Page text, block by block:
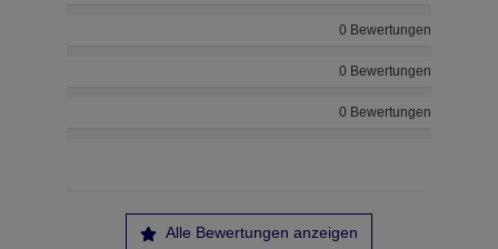
0 Bewertungen
0 Bewertungen
0 Bewertungen
Alle Bewertungen anzeigen